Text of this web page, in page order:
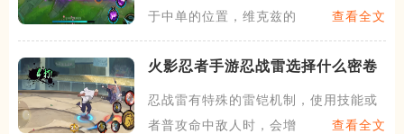
于中单的位置，维克兹的技能
查看全文
火影忍者手游忍战雷选择什么密卷
忍战雷有特殊的雷铠机制，使用技能或
者普攻命中敌人时，会增加下
查看全文